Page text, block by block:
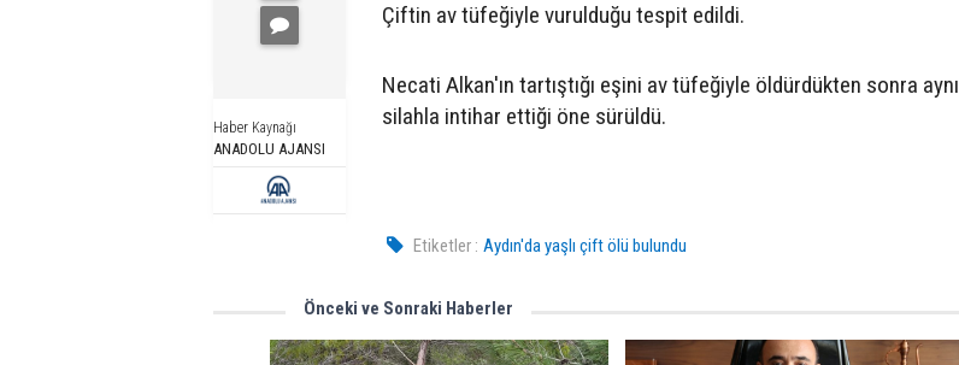
Haber Kaynağı
ANADOLU AJANSI
Çiftin av tüfeğiyle vurulduğu tespit edildi.
Necati Alkan'ın tartıştığı eşini av tüfeğiyle öldürdükten sonra aynı
silahla intihar ettiği öne sürüldü.
Etiketler : Aydın'da yaşlı çift ölü bulundu
Önceki ve Sonraki Haberler